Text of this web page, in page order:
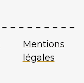
Mentions
légales